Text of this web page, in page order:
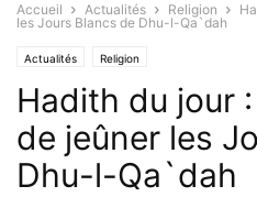
Accueil Actualités Religion
les Jours Blancs de Dhu-l-Qa`dah
Actualités Religion
Hadith du jour
de jeûner les
Dhu-l-Qa`dah